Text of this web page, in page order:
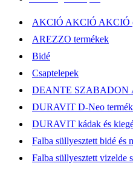
AKCIÓ AKCIÓ AKCIÓ
AREZZO termékek
Bidé
Csaptelepek
DEANTE
DURAVIT D-Neo
DURAVIT kádak és
Falba süllyesztett bidé és
Falba süllyesztett vizelde